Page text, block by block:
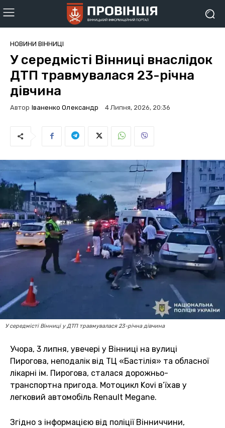
НОВИНИ ВІННИЦІ
У середмісті Вінниці внаслідок
ДТП травмувалася 23-річна
дівчина
Автор Іваненко Олександр 4 Липня, 2026, 20:36
У середмісті Вінниці у ДТП травмувалася 23-річна дівчина
Учора, 3 липня, увечері у Вінниці на вулиці
Пирогова, неподалік від ТЦ «Бастілія» та обласної
лікарні ім. Пирогова, сталася дорожньо-
транспортна пригода. Мотоцикл Kovi в’їхав у
легковий автомобіль Renault Megane.
Згідно з інформацією від поліції Вінниччини,